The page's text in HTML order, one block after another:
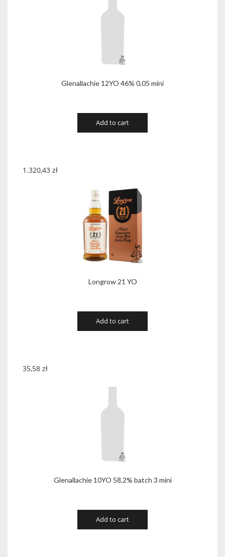
Glenallachie 12YO 46% 0,05 mini
Add to cart
Longrow 21 YO
1.320,43 zł
Add to cart
Glenallachie 10YO 58,2% batch 3 mini
35,58 zł
Add to cart